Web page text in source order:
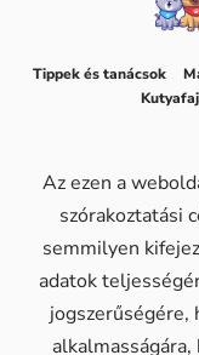
Tippek és tanácsok
Az ezen a
szórakoztatási
semmilyen
adatok
jogszerűségére,